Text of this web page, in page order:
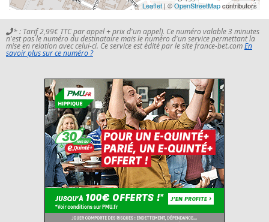
Leaflet | ©OpenStreetMapcontributors
* : Tarif 2,99€ TTC par appel + prix d'un appel). Ce numéro valable 3 minutes
n'est pas le numéro du destinataire mais le numéro d'un service permettant la
mise en relation avec celui-ci. Ce service est édité par le site france-bet.comEn
savoir plus sur ce numéro ?